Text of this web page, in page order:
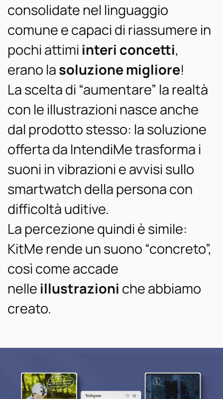
consolidate nel linguaggio
comune e capaci di riassumere in
pochi attimi interi concetti,
erano lasoluzione migliore!
La scelta di “aumentare” la realtà
con le illustrazioni nasce anche
dal prodotto stesso: la soluzione
offerta da IntendiMe trasforma i
suoni in vibrazioni e avvisi sullo
smartwatch della persona con
difficoltà uditive.
La percezione quindi è simile:
KitMe rende un suono “concreto”,
così come accade
nelle illustrazioni che abbiamo
creato.